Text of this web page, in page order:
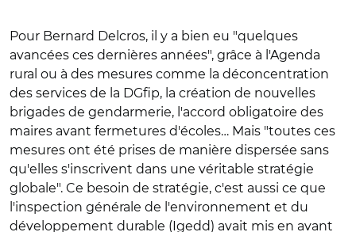
Pour Bernard Delcros, il y a bien eu "quelques
avancées ces dernières années", grâce à l'Agenda
rural ou à des mesures comme la déconcentration
des services de la DGfip, la création de nouvelles
brigades de gendarmerie, l'accord obligatoire des
maires avant fermetures d'écoles… Mais "toutes ces
mesures ont été prises de manière dispersée sans
qu'elles s'inscrivent dans une véritable stratégie
globale". Ce besoin de stratégie, c'est aussi ce que
'inspection générale de l'environnement et du
développement durable (Igedd) avait mis en avant